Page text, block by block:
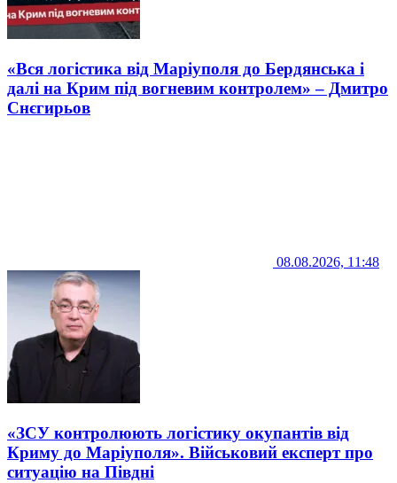
«Вся логістика від Маріуполя до Бердянська і
далі на Крим під вогневим контролем» – Дмитро
Снєгирьов
08.08.2026, 11:48
«ЗСУ контролюють логістику окупантів від
Криму до Маріуполя». Військовий експерт про
ситуацію на Півдні